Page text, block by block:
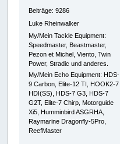
Beiträge: 9286
Luke Rheinwalker
My/Mein Tackle Equipment:
Speedmaster, Beastmaster,
Pezon et Michel, Viento, Twin
Power, Stradic und anderes.
My/Mein Echo Equipment: HDS-
9 Carbon, Elite-12 TI, HOOK2-7
HDI(SS), HDS-7 G3, HDS-7
G2T, Elite-7 Chirp, Motorguide
Xi5, Humminbird ASGRHA,
Raymarine Dragonfly-5Pro,
ReefMaster